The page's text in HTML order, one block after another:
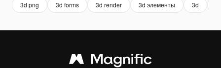
3d png 3d forms 3d render 3d элементы 3d